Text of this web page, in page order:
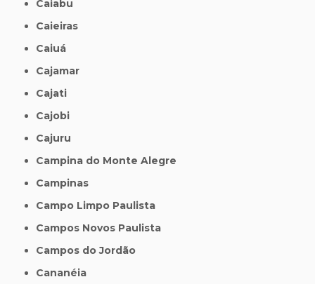
Caiabu
Caieiras
Caiuá
Cajamar
Cajati
Cajobi
Cajuru
Campina do Monte Alegre
Campinas
Campo Limpo Paulista
Campos Novos Paulista
Campos do Jordão
Cananéia